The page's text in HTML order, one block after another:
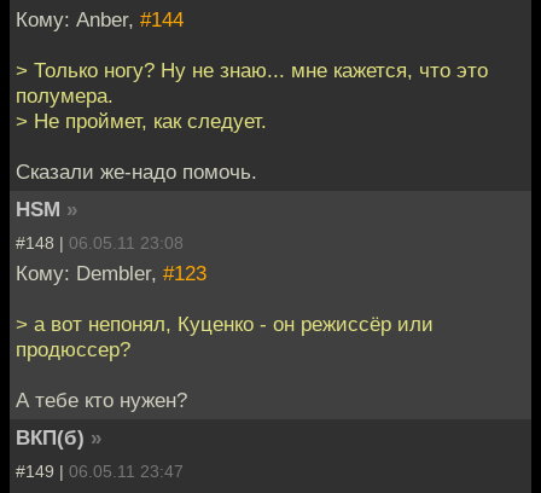
Кому: Anber, #144
> Только ногу? Ну не знаю... мне кажется, что это
полумера.
> Не проймет, как следует.
Сказали же-надо помочь.
HSM »
#148 | 06.05.11 23:08
Кому: Dembler, #123
> а вот непонял, Куценко - он режиссёр или
продюссер?
А тебе кто нужен?
ВКП(б) »
#149 | 06.05.11 23:47